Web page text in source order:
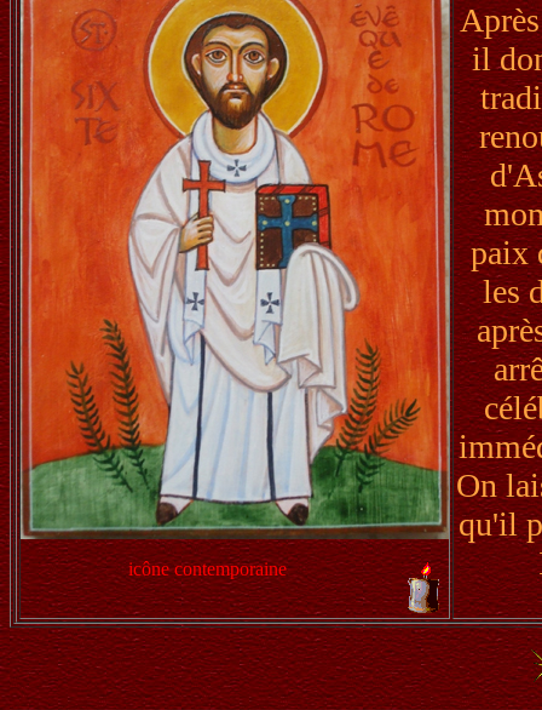
icône contemporaine
il
paix
les
On
qu'il